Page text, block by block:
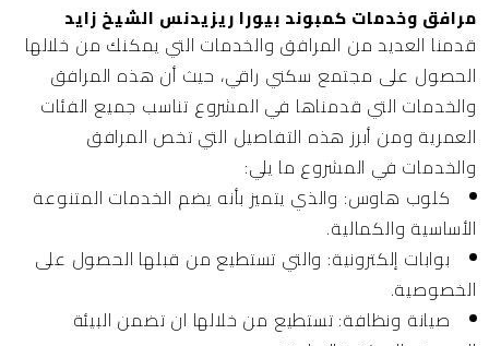
مرافق وخدمات كمبوند بيورا ريزيدنس الشيخ زايد
قدمنا العديد من المرافق والخدمات التي يمكنك من خلالها
الحصول على مجتمع سكني راقي، حيث أن هذه المرافق
والخدمات التي قدمناها في المشروع تناسب جميع الفئات
العمرية ومن أبرز هذه التفاصيل التي تخص المرافق
والخدمات في المشروع ما يلي:
كلوب هاوس: والذي يتميز بأنه يضم الخدمات المتنوعة
الأساسية والكمالية.
بوابات إلكترونية: والتي تستطيع من قبلها الحصول على
الخصوصية.
صيانة ونظافة: تستطيع من خلالها ان تضمن البيئة